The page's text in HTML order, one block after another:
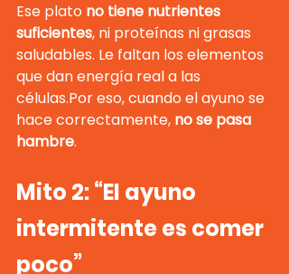
Ese plato no tiene nutrientes
suficientes, ni proteínas ni grasas
saludables. Le faltan los elementos
que dan energía real a las
células.Por eso, cuando el ayuno se
hace correctamente, no se pasa
hambre.
Mito 2: “El ayuno
intermitente es comer
poco”